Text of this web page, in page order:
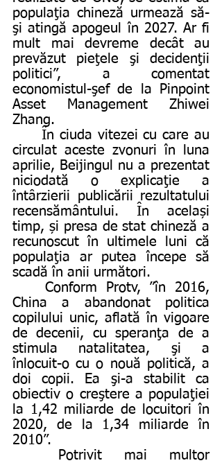
populaţia chineză urmează să-
şi atingă apogeul în 2027. Ar fi
mult mai devreme decât au
prevăzut pieţele şi decidenţii
politici”, a comentat
economistul-şef de la Pinpoint
Asset Management Zhiwei
Zhang.
circulat aceste zvonuri în luna
aprilie, Beijingul nu a prezentat
niciodată o explicaţie a
întârzierii publicării rezultatului
recensământului. În același
timp, și presa de stat chineză a
recunoscut în ultimele luni că
populaţia ar putea începe să
scadă în anii următori.
China a abandonat politica
copilului unic, aflată în vigoare
de decenii, cu speranţa de a
stimula natalitatea, şi a
înlocuit-o cu o nouă politică, a
doi copii. Ea şi-a stabilit ca
obiectiv o creştere a populaţiei
la 1,42 miliarde de locuitori în
2020, de la 1,34 miliarde în
2010”.